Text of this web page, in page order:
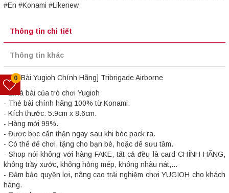
#En #Konami #Likenew
Thông tin chi tiết
Thông tin khác
[Thẻ Bài Yugioh Chính Hãng] Tribrigade Airborne
- Là lá bài của trò chơi Yugioh
- Thẻ bài chính hãng 100% từ Konami.
- Kích thước: 5.9cm x 8.6cm.
- Hàng mới 99%.
- Được bọc cẩn thận ngay sau khi bóc pack ra.
- Có thể để chơi, tặng cho bạn bè, hoặc để sưu tầm.
- Shop nói không với hàng FAKE, tất cả đều là card CHÍNH HÃNG,
không trầy xước, không hỏng mép, không nhàu nát,...
- Đảm bảo quyền lợi, nâng cao trải nghiệm chơi YUGIOH cho khách
hàng.
0